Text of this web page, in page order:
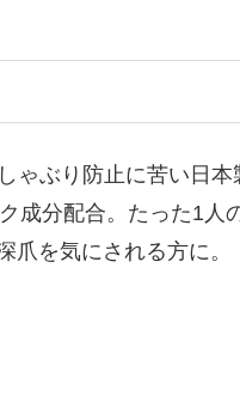
ゃぶり防止に苦い日本
成分配合。たった1人
を気にされる方に。